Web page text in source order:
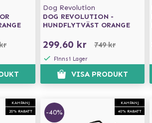
Dog Revolution
DOG REVOLUTION -
HUNDFLYTVÄST ORANGE
299,60 kr 749 kr
Finns i Lager
VISA PRODUKT
KAMPANJ
20% RABATT
KAMPANJ
40% RABATT
-40%